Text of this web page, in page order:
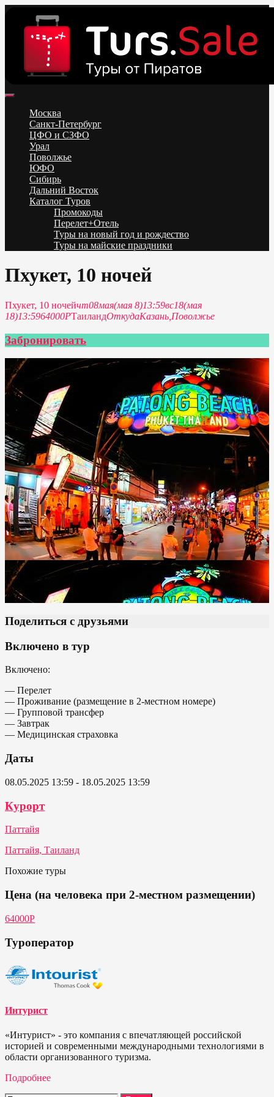
content
Низкие цены на путевки 3-7-10 ночей все включено, отдых на
море. Распродажа экскурсионных и горнолыжных туров.
Обновление каждый день. Официальный сайт Тур Сейл
Москва
Санкт-Петербург
ЦФО и СЗФО
Урал
Поволжье
ЮФО
Сибирь
Дальний Восток
Каталог Туров
Промокоды
Перелет+Отель
Туры на новый год и рождество
Туры на майские праздники
Пхукет, 10 ночей
Пхукет, 10 ночейчт08мая(мая 8)13:59вс18(мая
18)13:5964000PТаиландОткудаКазань, Поволжье
Забронировать
Поделиться с друзьями
Включено в тур
Включено:
— Перелет
— Проживание (размещение в 2-местном номере)
— Групповой трансфер
— Завтрак
— Медицинская страховка
Даты
08.05.2025 13:59 - 18.05.2025 13:59
Курорт
Паттайя
Паттайя, Таиланд
Похожие туры
Цена (на человека при 2-местном размещении)
64000P
Туроператор
Интурист
«Интурист» - это компания с впечатляющей российской
историей и современными международными технологиями в
области организованного туризма.
Подробнее